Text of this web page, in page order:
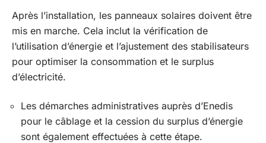
Après l’installation, les panneaux solaires doivent être
mis en marche. Cela inclut la vérification de
l’utilisation d’énergie et l’ajustement des stabilisateurs
pour optimiser la consommation et le surplus
d’électricité.
Les démarches administratives auprès d’Enedis
pour le câblage et la cession du surplus d’énergie
sont également effectuées à cette étape.